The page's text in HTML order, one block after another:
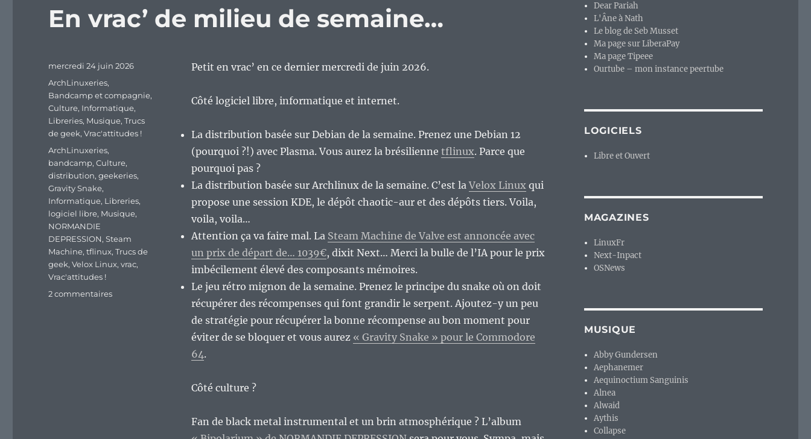
En vrac’ de milieu de semaine…
Petit en vrac’ en ce dernier mercredi de juin 2026.
Côté logiciel libre, informatique et internet.
La distribution basée sur Debian de la semaine. Prenez une Debian 12
(pourquoi ?!) avec Plasma. Vous aurez la brésilienne tflinux. Parce que
pourquoi pas ?
La distribution basée sur Archlinux de la semaine. C’est laVelox Linuxqui
propose une session KDE, le dépôt chaotic-aur et des dépôts tiers. Voila,
voila, voila…
Attention ça va faire mal. La Steam Machine de Valve est annoncée avec
un prix de départ de… 1039€, dixit Next… Merci la bulle de l’IA pour le prix
imbécilement élevé des composants mémoires.
Le jeu rétro mignon de la semaine. Prenez le principe du snake où on doit
récupérer des récompenses qui font grandir le serpent. Ajoutez-y un peu
de stratégie pour récupérer la bonne récompense au bon moment pour
éviter de se bloquer et vous aurez « Gravity Snake » pour le Commodore
64.
Côté culture ?
Fan de black metal instrumental et un brin atmosphérique ? L’album
Publié
mercredi 24 juin 2026
Catégories
ArchLinuxeries,
Bandcamp et compagnie,
Culture, Informatique,
Libreries, Musique,Trucs
de geek,Vrac'attitudes !
Étiquettes
ArchLinuxeries,
bandcamp,Culture,
distribution,geekeries,
Gravity Snake,
Informatique, Libreries,
logiciel libre, Musique,
NORMANDIE
DEPRESSION,Steam
Machine,tflinux,Trucs de
geek,Velox Linux,vrac,
Vrac'attitudes !
2 commentairessur
Dear Pariah
L'Âne à Nath
Le blog de Seb Musset
Ma page sur LiberaPay
Ma page Tipeee
Ourtube – mon instance peertube
LOGICIELS
Libre et Ouvert
MAGAZINES
LinuxFr
Next-Inpact
OSNews
MUSIQUE
Abby Gundersen
Aephanemer
Aequinoctium Sanguinis
Alnea
Alwaid
Aythis
Collapse